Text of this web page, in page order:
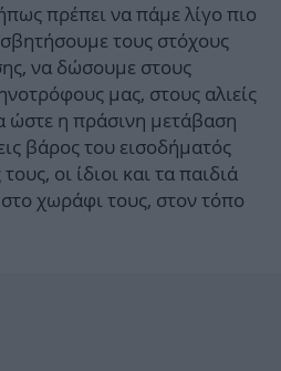
πρέπει να πάμε λίγο πιο
τους στόχους
να δώσουμε στους
μας, στους αλιείς
ώστε η πράσινη μετάβαση
βάρος του εισοδήματός
οι ίδιοι και τα παιδιά
χωράφι τους, στον τόπο